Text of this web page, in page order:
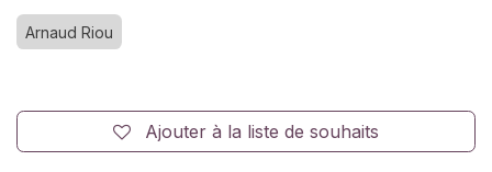
Arnaud Riou
Ajouter à la liste de souhaits